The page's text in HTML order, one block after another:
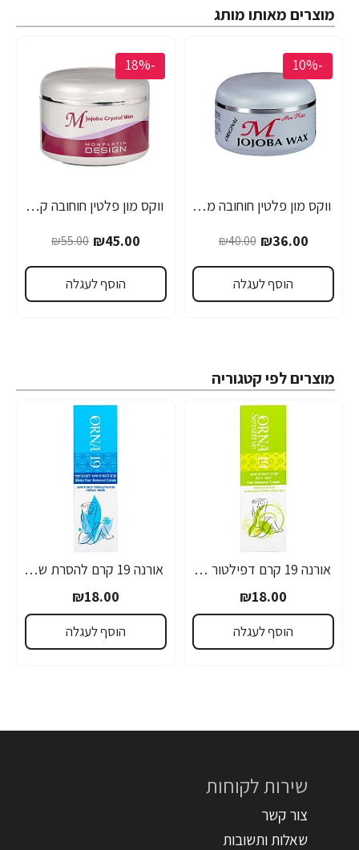
מוצרים מאותו מותג
-10%
ווקס מון פלטין חוחובה מקצועי לשיער 150 מ"ל - מבית MON PLATIN PROFESSIONAL
₪36.00
₪40.00
הוסף לעגלה
-18%
ווקס מון פלטין חוחובה קריסטל מקצועי לשיער 250 מ"ל - מבית MON PLATIN PROFESSIONAL
₪45.00
₪55.00
הוסף לעגלה
מוצרים לפי קטגוריה
אורנה 19 קרם דפילטור לעור רגיש 80 גרם
₪18.00
הוסף לעגלה
אורנה 19 קרם להסרת שיער לקו הביקיני 90 מ"ל
₪18.00
הוסף לעגלה
שירות לקוחות
צור קשר
שאלות ותשובות